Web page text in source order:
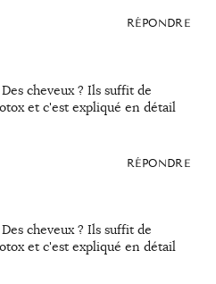
RÉPONDRE
cheveux ? Ils suffit de
et c'est expliqué en détail
RÉPONDRE
cheveux ? Ils suffit de
et c'est expliqué en détail